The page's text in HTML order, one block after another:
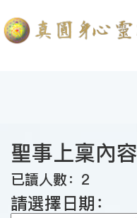
聖事上稟內容
已讀人數：2
請選擇日期：